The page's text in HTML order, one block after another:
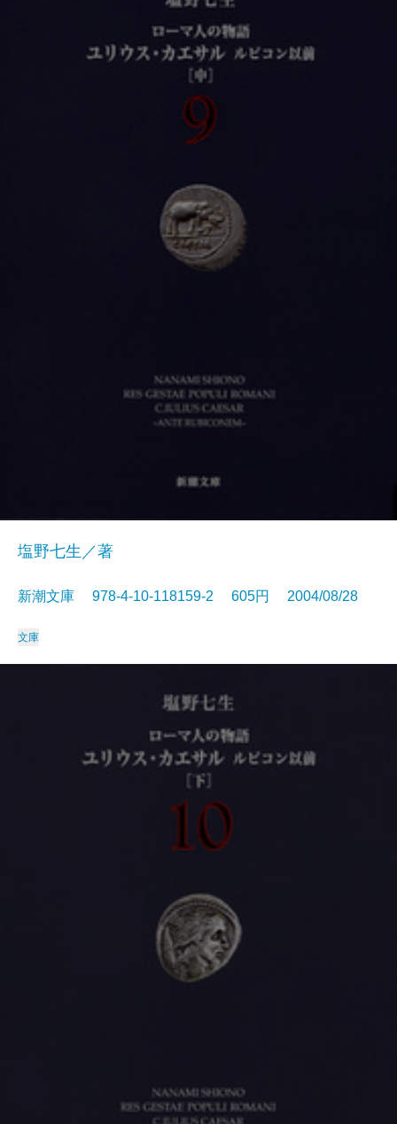
塩野七生／著
新潮文庫 978-4-10-118159-2 605円 2004/08/28
文庫